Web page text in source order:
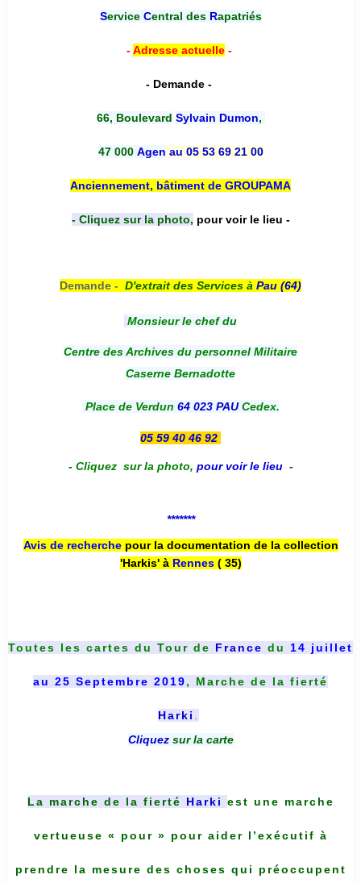
Service Central desRapatriés
-Adresse actuelle-
- Demande -
66, Boulevard Sylvain Dumon,
47 000 Agen au 05 53 69 21 00
Anciennement, bâtiment de GROUPAMA
- Cliquez sur la photo, pour voir le lieu -
Demande - D'extrait des Services à Pau (64)
Monsieur le chef du
Centre des Archives du personnel Militaire
Caserne Bernadotte
Place de Verdun 64 023 PAUCedex.
05 59 40 46 92
- Cliquez sur la photo, pour voir le lieu -
*******
Avis de recherche pour la documentation de la collection
'Harkis' à Rennes( 35)
Toutes les cartes du Tour de France du 14 juillet
au 25 Septembre 2019, Marche de la fierté
Harki
Cliquez sur la carte
La marche de la fierté Harki est une marche
vertueuse « pour » pour aider l’exécutif à
prendre la mesure des choses qui préoccupent